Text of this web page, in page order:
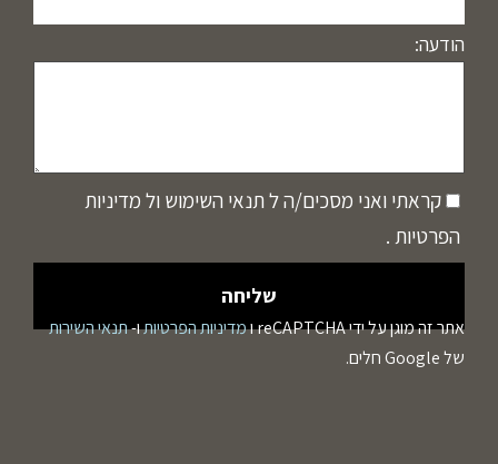
הודעה:
קראתי ואני מסכים/ה לתנאי השימושולמדיניות
הפרטיות.
אתר זה מוגן על ידי reCAPTCHA ו מדיניות הפרטיותו-תנאי השירות
של Google חלים.